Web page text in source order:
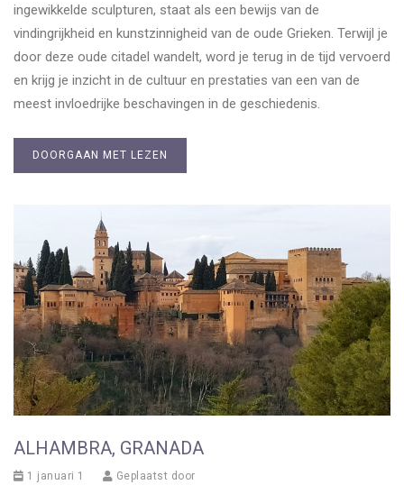
ingewikkelde sculpturen, staat als een bewijs van de
vindingrijkheid en kunstzinnigheid van de oude Grieken. Terwijl je
door deze oude citadel wandelt, word je terug in de tijd vervoerd
en krijg je inzicht in de cultuur en prestaties van een van de
meest invloedrijke beschavingen in de geschiedenis.
DOORGAAN MET LEZEN
ALHAMBRA, GRANADA
1 januari 1
Geplaatst door